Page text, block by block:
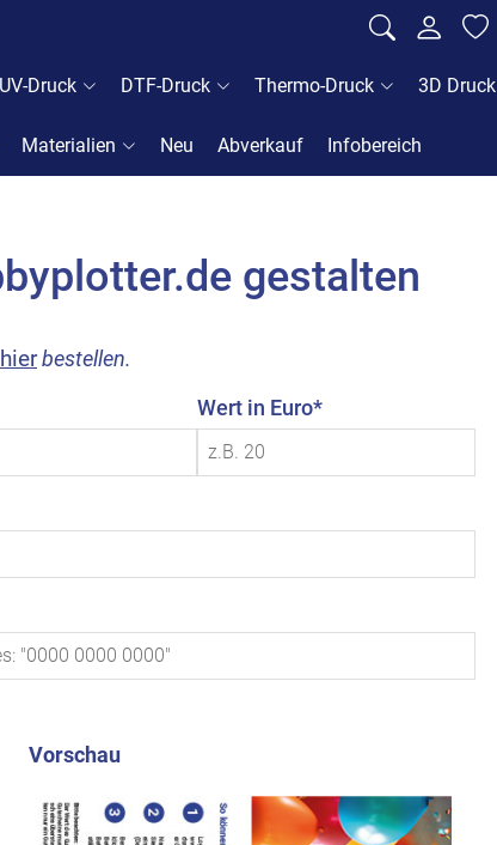
UV-Druck DTF-Druck Thermo-Druck 3D Druck
Materialien Neu Abverkauf Infobereich
gestalten
hierbestellen.
Wert in Euro*
Vorschau